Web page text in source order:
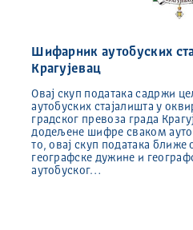
Шифарник аутобуских
Крагујевац
Овај скуп података садржи
аутобуских стајалишта у
градског превоза града
додељене шифре сваком
то, овај скуп података ближе
географске дужине и
аутобуског…